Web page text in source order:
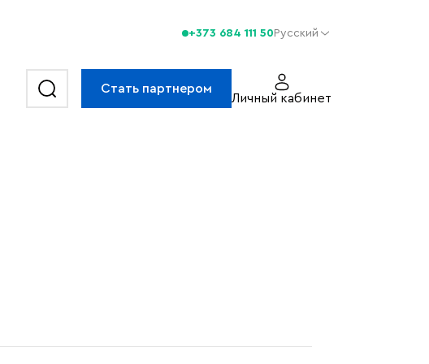
+373 684 111 50Русский
Стать партнером
Личный кабинет